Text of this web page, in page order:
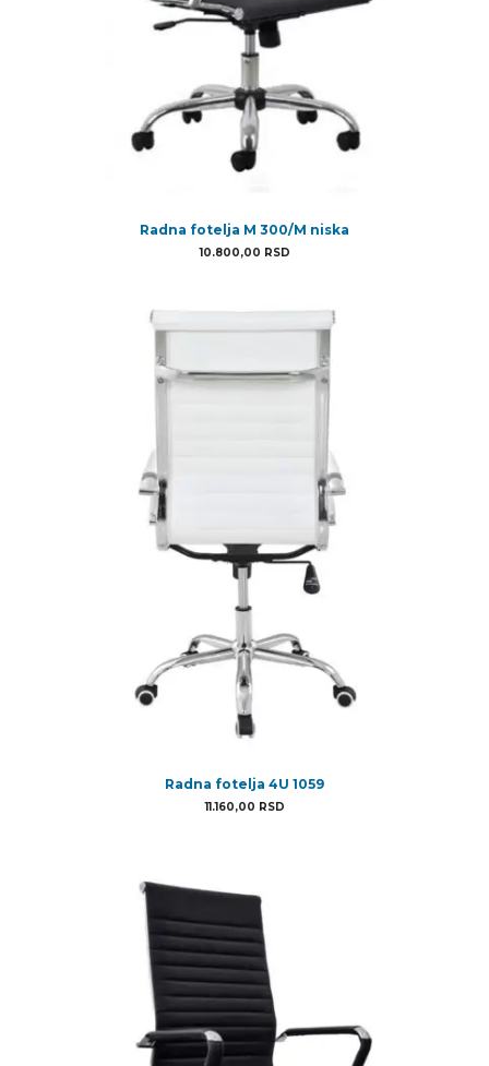
Radna fotelja M 300/M niska
10.800,00 RSD
Radna fotelja 4U 1059
11.160,00 RSD